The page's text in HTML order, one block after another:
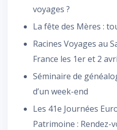
voyages ?
La fête des Mères :
Racines Voyages au
France les 1er et 2
Séminaire de
d’un week-end
Les 41e Journées
Patrimoine : Rendez-